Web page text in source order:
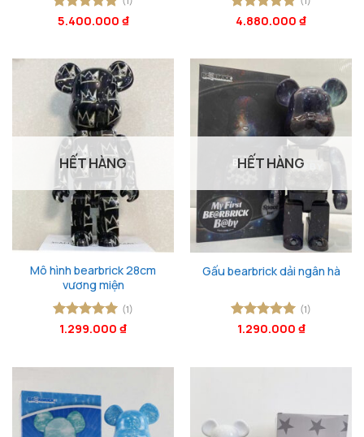
Được xếp
5.400.000 ₫
Được xếp
4.880.000 ₫
HẾT HÀNG
Mô hình bearbrick 28cm
vương miện
Được xếp
(1)
1.299.000 ₫
HẾT HÀNG
Gấu bearbrick dải ngân hà
Được xếp
(1)
1.290.000 ₫